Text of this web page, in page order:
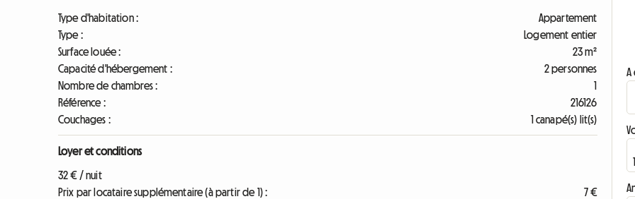
Type d'habitation :
Appartement
Type :
Logement entier
Surface louée :
23 m²
Capacité d'hébergement :
2 personnes
Nombre de chambres :
1
Référence :
216126
Couchages :
1 canapé(s) lit(s)
Loyer et conditions
32 € / nuit
Prix par locataire supplémentaire (à partir de 1) :
7 €
A